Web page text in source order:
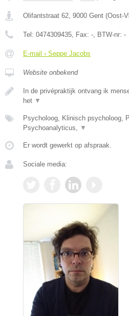
Olifantstraat 62, 9000 Gent (Oost-
Tel: 0474309435, Fax: -, BTW-nr: -
E-mail › Seppe Jacobs
Website onbekend
In de privépraktijk ontvang ik
het ▼
Psycholoog, Klinisch psycholoog,
Psychoanalyticus, ▼
Er wordt gewerkt op afspraak.
Sociale media: